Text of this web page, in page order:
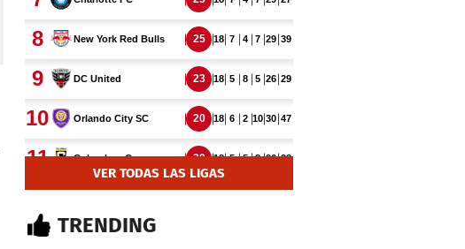
VER TODAS LAS LIGAS
TRENDING